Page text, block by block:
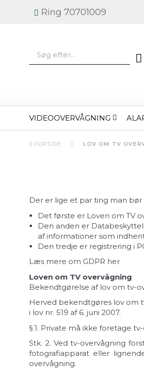
Ring 70701009
VIDEOOVERVÅGNING
FORSIDE LOV OM TV
Der er lige et par ting man
Det første er Loven om TV
Den anden er
af informationer som
Den tredje er registrering i
Læs mere om GDPR her
Loven om TV overvågning
Bekendtgørelse af lov om tv-
Herved bekendtgøres lov om
i lov nr. 519 af 6. juni 2007.
§ 1. Private må ikke foretage
Stk. 2. Ved tv-overvågning
fotografiapparat eller
overvågning.